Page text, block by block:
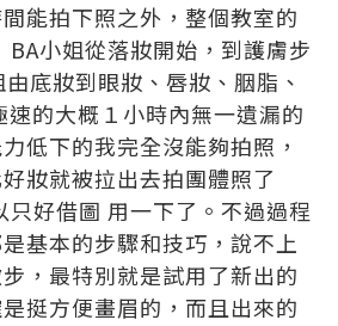
能拍下照之外，整個教室的
小姐從落妝開始，到護膚步
底妝到眼妝、唇妝、胭脂、
的大概１小時內無一遺漏的
低下的我完全沒能夠拍照，
妝就被拉出去拍團體照了
好借圖 用一下了。不過過程
基本的步驟和技巧，說不上
，最特別就是試用了新出的
挺方便畫眉的，而且出來的